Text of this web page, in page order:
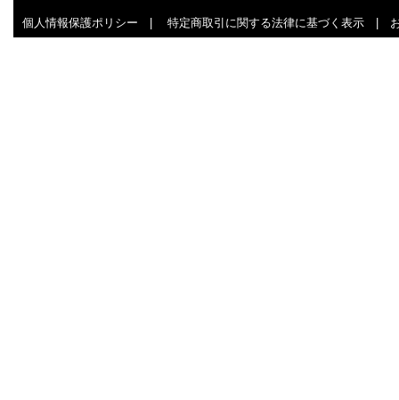
個人情報保護ポリシー 特定商取引に関する法律に基づく表示